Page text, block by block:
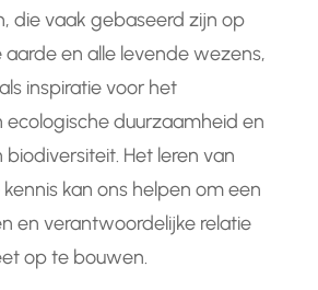
die vaak gebaseerd zijn op
en alle levende wezens,
inspiratie voor het
ecologische duurzaamheid en
Het leren van
kan ons helpen om een
en verantwoordelijke relatie
op te bouwen.